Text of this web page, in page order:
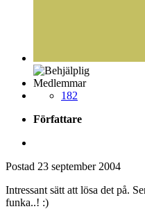
Medlemmar
182
Författare
Postad 23 september 2004
Intressant sätt att lösa det på.
funka..! :)